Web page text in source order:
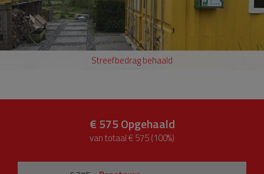
Streefbedrag behaald
€ 575Opgehaald
van totaal € 575 (100%)